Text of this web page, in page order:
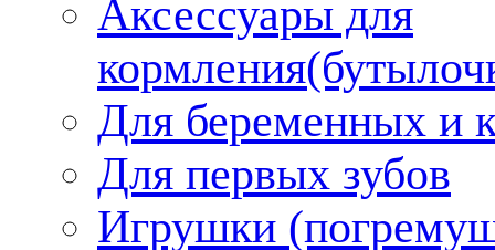
Аксессуары для
Для беременных и
Для первых зубов
Игрушки